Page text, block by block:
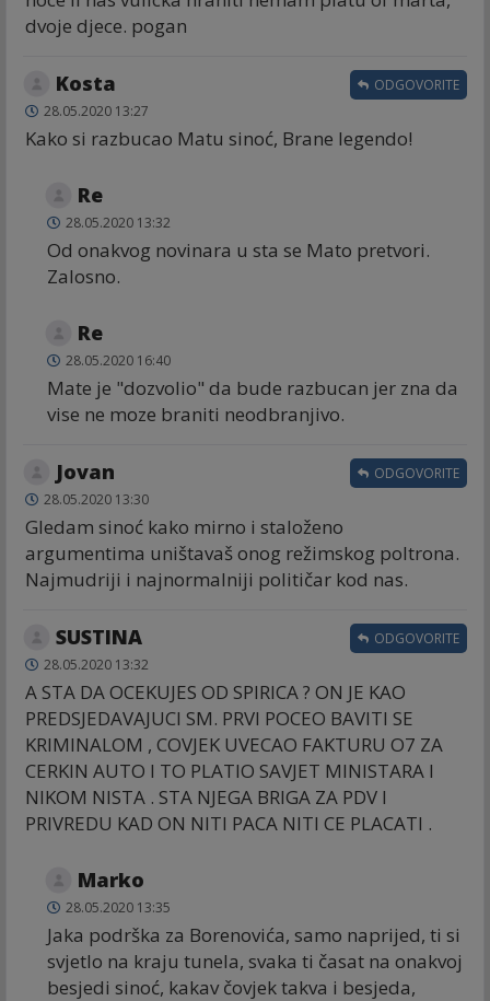
dvoje djece. pogan
Kosta
28.05.2020 13:27
Kako si razbucao Matu sinoć, Brane legendo!
ODGOVORITE
Re
28.05.2020 13:32
Od onakvog novinara u sta se Mato pretvori.
Zalosno.
Re
28.05.2020 16:40
Mate je "dozvolio" da bude razbucan jer zna da
vise ne moze braniti neodbranjivo.
Jovan
28.05.2020 13:30
Gledam sinoć kako mirno i staloženo
argumentima uništavaš onog režimskog poltrona.
Najmudriji i najnormalniji političar kod nas.
ODGOVORITE
SUSTINA
28.05.2020 13:32
A STA DA OCEKUJES OD SPIRICA ? ON JE KAO
PREDSJEDAVAJUCI SM. PRVI POCEO BAVITI SE
KRIMINALOM , COVJEK UVECAO FAKTURU O7 ZA
CERKIN AUTO I TO PLATIO SAVJET MINISTARA I
NIKOM NISTA . STA NJEGA BRIGA ZA PDV I
PRIVREDU KAD ON NITI PACA NITI CE PLACATI .
ODGOVORITE
Marko
28.05.2020 13:35
Jaka podrška za Borenovića, samo naprijed, ti si
svjetlo na kraju tunela, svaka ti časat na onakvoj
besjedi sinoć, kakav čovjek takva i besjeda,